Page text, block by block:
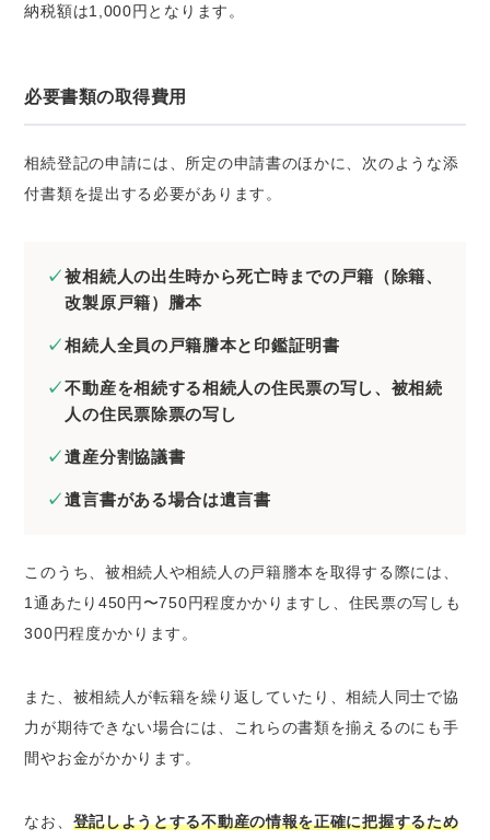
納税額は1,000円となります。
必要書類の取得費用
相続登記の申請には、所定の申請書のほかに、次のような添
付書類を提出する必要があります。
被相続人の出生時から死亡時までの戸籍（除籍、
改製原戸籍）謄本
相続人全員の戸籍謄本と印鑑証明書
不動産を相続する相続人の住民票の写し、被相続
人の住民票除票の写し
遺産分割協議書
遺言書がある場合は遺言書
このうち、被相続人や相続人の戸籍謄本を取得する際には、
1通あたり450円〜750円程度かかりますし、住民票の写しも
300円程度かかります。
また、被相続人が転籍を繰り返していたり、相続人同士で協
力が期待できない場合には、これらの書類を揃えるのにも手
間やお金がかかります。
なお、 登記しようとする不動産の情報を正確に把握するため